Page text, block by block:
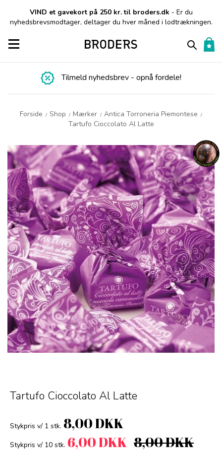
VIND et gavekort på 250 kr. til broders.dk - Er du
nyhedsbrevsmodtager, deltager du hver måned i lodtrækningen.
Toggle navigation
Tilmeld nyhedsbrev - opnå fordele!
Forside / Shop / Mærker / Antica Torroneria Piemontese /
Tartufo Cioccolato Al Latte
Tartufo Cioccolato Al Latte
Stykpris v/ 1 stk. 8,00 DKK
Stykpris v/ 10 stk. 6,00 DKK 8,00 DKK